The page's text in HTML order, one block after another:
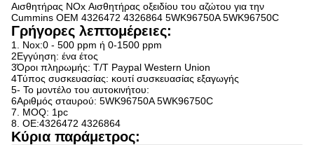
Αισθητήρας NOx Αισθητήρας οξειδίου του αζώτου για την
Cummins OEM 4326472 4326864 5WK96750A 5WK96750C
Γρήγορες λεπτομέρειες:
1. Nox:0 - 500 ppm ή 0-1500 ppm
2Εγγύηση: ένα έτος
3Όροι πληρωμής: T/T Paypal Western Union
4Τύπος συσκευασίας: κουτί συσκευασίας εξαγωγής
5- Το μοντέλο του αυτοκινήτου:
6Αριθμός σταυρού: 5WK96750A 5WK96750C
7. MOQ: 1pc
8. OE:4326472 4326864
Κύρια παράμετρος: